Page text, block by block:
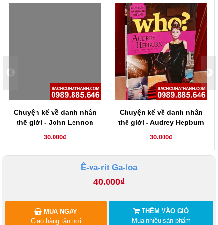
Chuyện kể về danh nhân
thế giới - John Lennon
30.000₫
Chuyện kể về danh nhân
thế giới - Audrey Hepburn
30.000₫
Ê-va-rit Ga-loa
40.000₫
THÊM VÀO GIỎ
Mua nhiều sản phẩm
MUA NGAY
Giao hàng tận nơi